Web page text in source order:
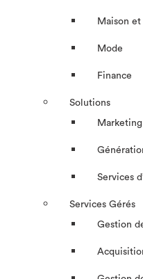
Maison
Mode
Finance
Solutions
Services
Services Gérés
Gestion